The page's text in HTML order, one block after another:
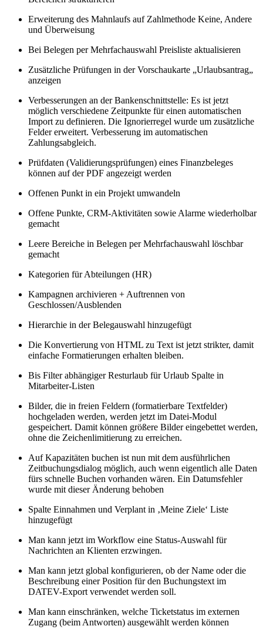
Erweiterung des Mahnlaufs auf Zahlmethode Keine, Andere
und Überweisung
Bei Belegen per Mehrfachauswahl Preisliste aktualisieren
Zusätzliche Prüfungen in der Vorschaukarte „Urlaubsantrag„
anzeigen
Verbesserungen an der Bankenschnittstelle: Es ist jetzt
möglich verschiedene Zeitpunkte für einen automatischen
Import zu definieren. Die Ignorierregel wurde um zusätzliche
Felder erweitert. Verbesserung im automatischen
Zahlungsabgleich.
Prüfdaten (Validierungsprüfungen) eines Finanzbeleges
können auf der PDF angezeigt werden
Offenen Punkt in ein Projekt umwandeln
Offene Punkte, CRM-Aktivitäten sowie Alarme wiederholbar
gemacht
Leere Bereiche in Belegen per Mehrfachauswahl löschbar
gemacht
Kategorien für Abteilungen (HR)
Kampagnen archivieren + Auftrennen von
Geschlossen/Ausblenden
Hierarchie in der Belegauswahl hinzugefügt
Die Konvertierung von HTML zu Text ist jetzt strikter, damit
einfache Formatierungen erhalten bleiben.
Bis Filter abhängiger Resturlaub für Urlaub Spalte in
Mitarbeiter-Listen
Bilder, die in freien Feldern (formatierbare Textfelder)
hochgeladen werden, werden jetzt im Datei-Modul
gespeichert. Damit können größere Bilder eingebettet werden,
ohne die Zeichenlimitierung zu erreichen.
Auf Kapazitäten buchen ist nun mit dem ausführlichen
Zeitbuchungsdialog möglich, auch wenn eigentlich alle Daten
fürs schnelle Buchen vorhanden wären. Ein Datumsfehler
wurde mit dieser Änderung behoben
Spalte Einnahmen und Verplant in ‚Meine Ziele‘ Liste
hinzugefügt
Man kann jetzt im Workflow eine Status-Auswahl für
Nachrichten an Klienten erzwingen.
Man kann jetzt global konfigurieren, ob der Name oder die
Beschreibung einer Position für den Buchungstext im
DATEV-Export verwendet werden soll.
Man kann einschränken, welche Ticketstatus im externen
Zugang (beim Antworten) ausgewählt werden können